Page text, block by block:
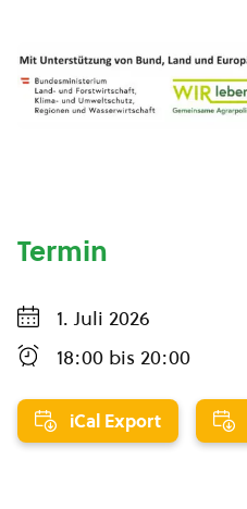
Termin
1. Juli 2026
18:00 bis 20:00
iCal Export